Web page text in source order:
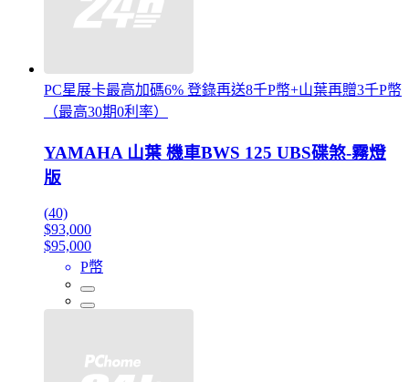
PC星展卡最高加碼6% 登錄再送8千P幣+山葉再贈3千P幣
（最高30期0利率）
YAMAHA 山葉 機車BWS 125 UBS碟煞-霧燈
版
(40)
$93,000
$95,000
P幣